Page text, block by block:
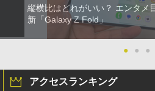
縦横比はどれがいい？ エンタメ
新「Galaxy Z Fold」
● ● ●
アクセスランキング